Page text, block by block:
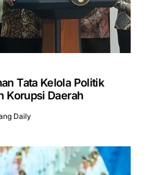
Tata Kelola Politik
Korupsi Daerah
Daily